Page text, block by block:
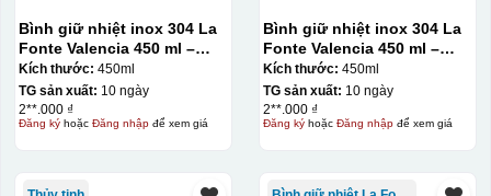
Bình giữ nhiệt inox 304 La
Fonte Valencia 450 ml –
012355
Kích thước: 450ml
TG sản xuất: 10 ngày
2**.000 ₫
Đăng kýhoặc Đăng nhậpđể xem giá
Bình giữ nhiệt inox 304 La
Fonte Valencia 450 ml –
012355
Kích thước: 450ml
TG sản xuất: 10 ngày
2**.000 ₫
Đăng kýhoặc Đăng nhậpđể xem giá